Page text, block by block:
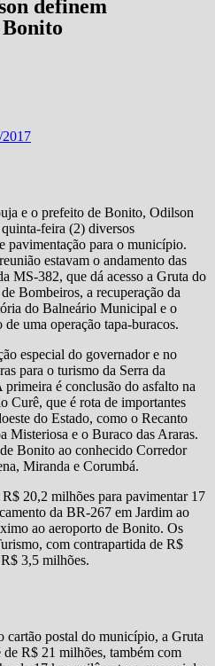
definem
e o prefeito de Bonito, Odilson
feira (2) diversos
pavimentação para o município.
estavam o andamento das
MS-382, que dá acesso a Gruta do
Bombeiros, a recuperação da
do Balneário Municipal e o
uma operação tapa-buracos.
especial do governador e no
para o turismo da Serra da
é conclusão do asfalto na
Curê, que é rota de importantes
do Estado, como o Recanto
Misteriosa e o Buraco das Araras.
Bonito ao conhecido Corredor
Miranda e Corumbá.
20,2 milhões para pavimentar 17
da BR-267 em Jardim ao
ao aeroporto de Bonito. Os
com contrapartida de R$
3,5 milhões.
cartão postal do município, a Gruta
R$ 21 milhões, também com